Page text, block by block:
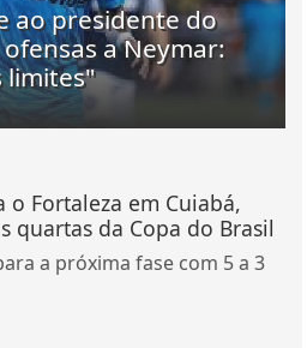
ao presidente do
a Neymar:
limites"
o Fortaleza em Cuiabá,
quartas da Copa do Brasil
a próxima fase com 5 a 3